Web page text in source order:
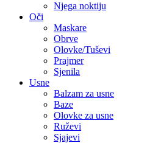
Njega noktiju
Oči
Maskare
Obrve
Olovke/Tuševi
Prajmer
Sjenila
Usne
Balzam za usne
Baze
Olovke za usne
Ruževi
Sjajevi